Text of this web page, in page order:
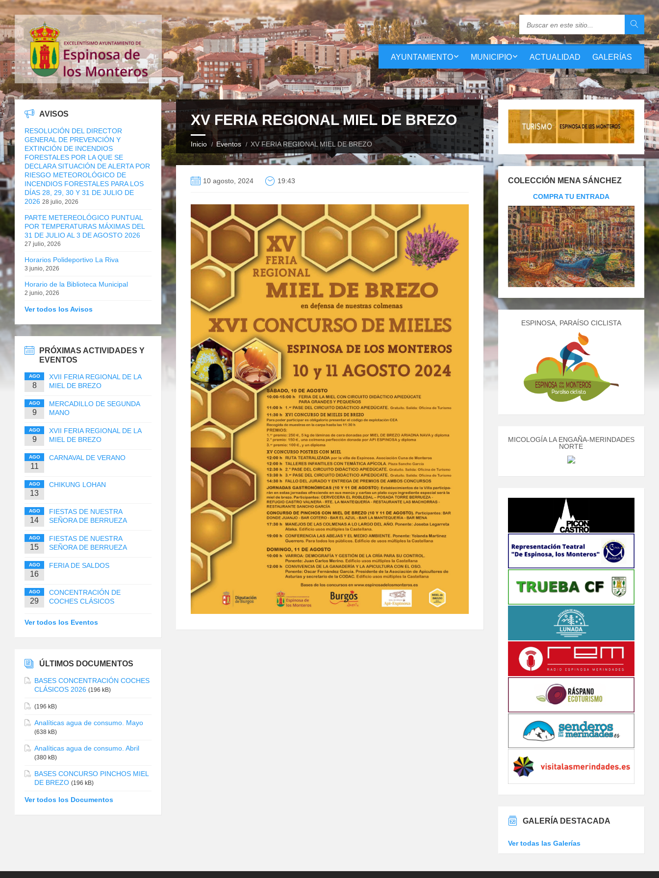
AYUNTAMIENTO MUNICIPIO ACTUALIDAD GALERÍAS
XV FERIA REGIONAL MIEL DE BREZO
Inicio Eventos XV FERIA REGIONAL MIEL DE BREZO
10 agosto, 2024 19:43
AVISOS
RESOLUCIÓN DEL DIRECTOR
GENERAL DE PREVENCIÓN Y
EXTINCIÓN DE INCENDIOS
FORESTALES POR LA QUE SE
DECLARA SITUACIÓN DE ALERTA POR
RIESGO METEOROLÓGICO DE
INCENDIOS FORESTALES PARA LOS
DÍAS 28, 29, 30 Y 31 DE JULIO DE
2026 28 julio, 2026
PARTE METEREOLÓGICO PUNTUAL
POR TEMPERATURAS MÁXIMAS DEL
31 DE JULIO AL 3 DE AGOSTO 2026
27 julio, 2026
Horarios Polideportivo La Riva
3 junio, 2026
Horario de la Biblioteca Municipal
2 junio, 2026
Ver todos los Avisos
PRÓXIMAS ACTIVIDADES Y
EVENTOS
AGO
8
XVII FERIA REGIONAL DE LA
MIEL DE BREZO
AGO
9
MERCADILLO DE SEGUNDA
MANO
AGO
9
XVII FERIA REGIONAL DE LA
MIEL DE BREZO
AGO
11
CARNAVAL DE VERANO
AGO
13
CHIKUNG LOHAN
AGO
14
FIESTAS DE NUESTRA
SEÑORA DE BERRUEZA
AGO
15
FIESTAS DE NUESTRA
SEÑORA DE BERRUEZA
AGO
16
FERIA DE SALDOS
AGO
29
CONCENTRACIÓN DE
COCHES CLÁSICOS
Ver todos los Eventos
ÚLTIMOS DOCUMENTOS
BASES CONCENTRACIÓN COCHES
CLÁSICOS 2026 (196 kB)
(196 kB)
Analíticas agua de consumo. Mayo
(638 kB)
Analíticas agua de consumo. Abril
(380 kB)
BASES CONCURSO PINCHOS MIEL
DE BREZO (196 kB)
Ver todos los Documentos
COLECCIÓN MENA SÁNCHEZ
COMPRA TU ENTRADA
ESPINOSA, PARAÍSO CICLISTA
MICOLOGÍA LA ENGAÑA-MERINDADES
NORTE
GALERÍA DESTACADA
Ver todas las Galerías